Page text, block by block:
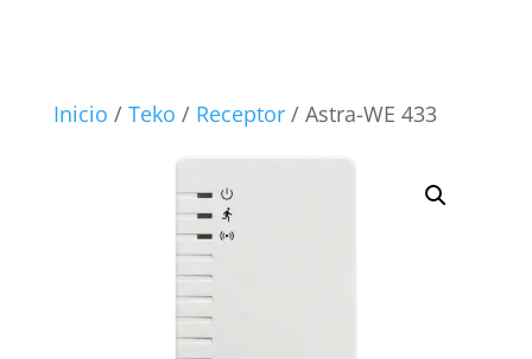
Inicio / Teko / Receptor/ Astra-WE 433